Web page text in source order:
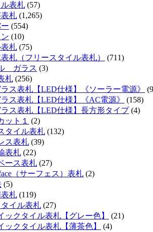
表札 (57)
札 (1,265)
(554)
(10)
札 (75)
札（フリースタイル表札）
(711)
ガラス (3)
札 (256)
ラス表札【LED仕様】《ソーラー電源》
ラス表札【LED仕様】《AC電源》
(158)
ラス表札【LED仕様】長方形タイプ(4)
ット１
(2)
タイル表札 (132)
ス表札 (39)
表札 (22)
ース表札 (27)
（サーフェス）表札 (2)
(5)
札 (119)
イル表札 (27)
ックタイル表札【グレー色】
(21)
ックタイル表札【薄茶色】
(4)